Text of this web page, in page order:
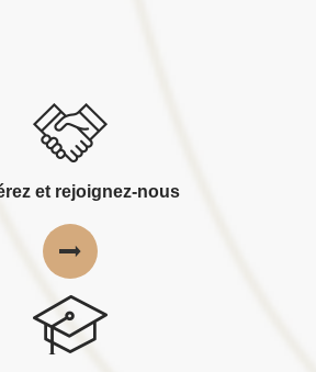
et rejoignez-nous